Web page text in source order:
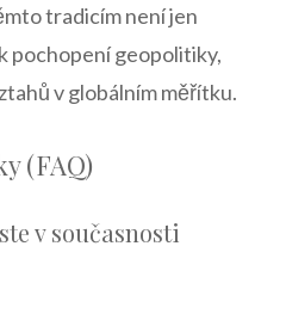
tradicím není jen
pochopení geopolitiky,
v globálním měřítku.
(FAQ)
v současnosti